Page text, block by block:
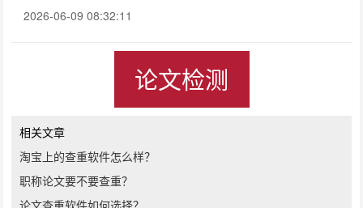
2026-06-09 08:32:11
论文检测
相关文章
淘宝上的查重软件怎么样？
职称论文要不要查重？
论文查重软件如何选择？